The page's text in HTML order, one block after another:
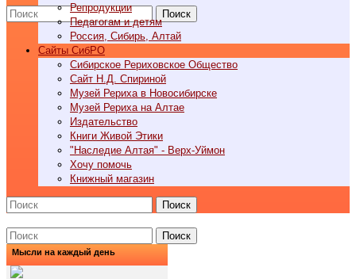
Поиск
Репродукции
Педагогам и детям
Россия, Сибирь, Алтай
Cайты СибРО
Сибирское Рериховское Общество
Сайт Н.Д. Спириной
Музей Рериха в Новосибирске
Музей Рериха на Алтае
Издательство
Книги Живой Этики
"Наследие Алтая" - Верх-Уймон
Хочу помочь
Книжный магазин
Поиск
Поиск
Мысли на каждый день